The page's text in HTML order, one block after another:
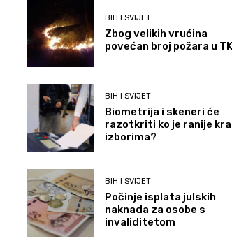
BIH I SVIJET
Zbog velikih vrućina
povećan broj požara u TK
BIH I SVIJET
Biometrija i skeneri će
razotkriti ko je ranije
izborima?
BIH I SVIJET
Počinje isplata julskih
naknada za osobe s
invaliditetom